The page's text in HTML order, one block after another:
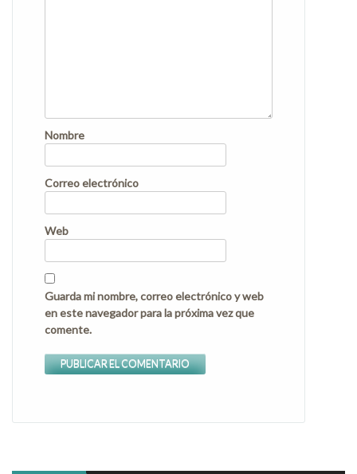
Nombre
Correo electrónico
Web
Guarda mi nombre, correo electrónico y web
en este navegador para la próxima vez que
comente.